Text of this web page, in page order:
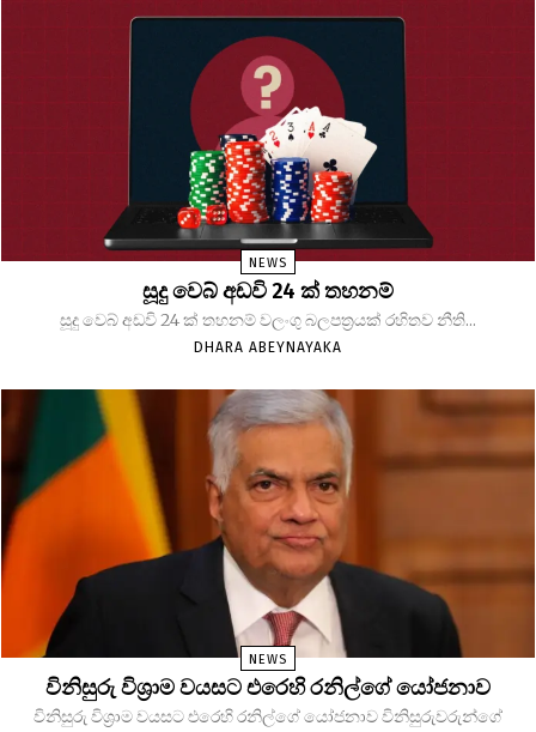
NEWS
සූදු වෙබ් අඩවි 24 ක් තහනම්
සූදු වෙබ් අඩවි 24 ක් තහනම් වලංගු බලපත්‍රයක් රහිතව නීති...
DHARA ABEYNAYAKA
NEWS
විනිසුරු විශ්‍රාම වයසට එරෙහි රනිල්ගේ යෝජනාව
විනිසුරු විශ්‍රාම වයසට එරෙහි රනිල්ගේ යෝජනාව විනිසුරුවරුන්ගේ